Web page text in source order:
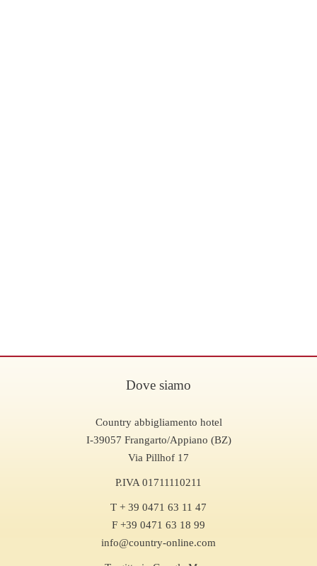
Dove siamo
Country abbigliamento hotel
I-39057 Frangarto/Appiano (BZ)
Via Pillhof 17
P.IVA 01711110211
T + 39 0471 63 11 47
F +39 0471 63 18 99
info@country-online.com